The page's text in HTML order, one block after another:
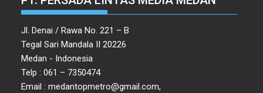
Jl. Denai / Rawa No. 221 – B
Tegal Sari Mandala II 20226
Medan - Indonesia
Telp : 061 – 7350474
Email : medantopmetro@gmail.com,